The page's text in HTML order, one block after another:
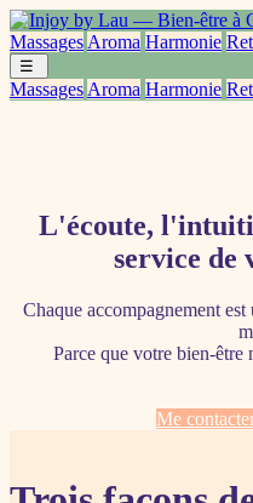
Massages Aroma Harmonie
☰
Massages Aroma Harmonie
L'écoute,
service de
Chaque accompagnement
Parce que votre bien-être
Me